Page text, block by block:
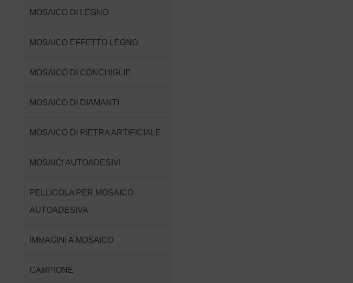
MOSAICO DI LEGNO
MOSAICO EFFETTO LEGNO
MOSAICO DI CONCHIGLIE
MOSAICO DI DIAMANTI
MOSAICO DI PIETRA ARTIFICIALE
MOSAICI AUTOADESIVI
PELLICOLA PER MOSAICO
AUTOADESIVA
IMMAGINI A MOSAICO
CAMPIONE